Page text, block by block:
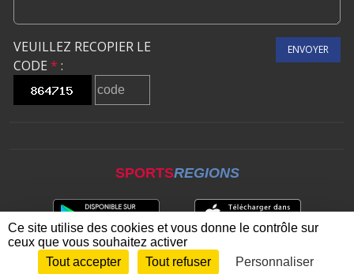
VEUILLEZ RECOPIER LE
CODE * :
ENVOYER
SPORTSREGIONS
Envie de participer ? CONNEXION
Ce site utilise des cookies et vous donne le contrôle sur
ceux que vous souhaitez activer
Tout accepter
Tout refuser Personnaliser